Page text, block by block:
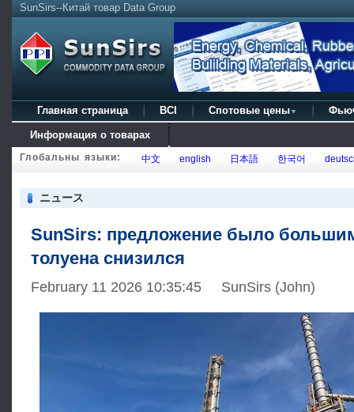
SunSirs--Китай товар Data Group
Главная страница BCI Спотовые цены ▼
Информация о товарах
Глобальны языки: 中文 english 日本語 한국어
ニュース
SunSirs: предложение было
толуена снизился
February 11 2026 10:35:45 SunSirs (John)